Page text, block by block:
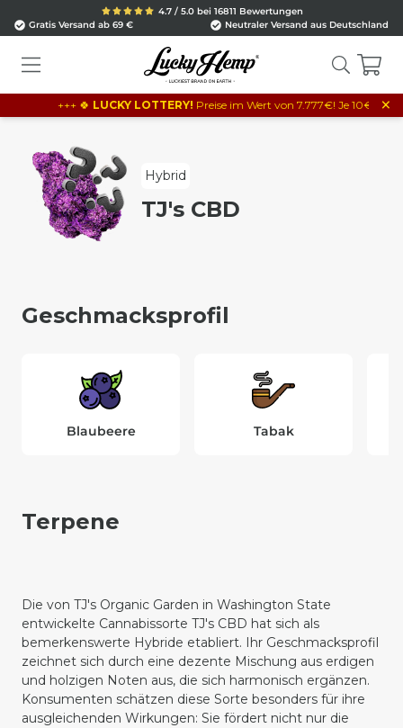
4.7 / 5.0 bei 16811 Bewertungen
Gratis Versand ab 69 €
Neutraler Versand aus Deutschland
+++ 🍀LUCKY LOTTERY!Preise im Wert von 7.777€! Je 10€ ×
Hybrid
TJ's CBD
Geschmacksprofil
Blaubeere Tabak
Terpene
Die von TJ's Organic Garden in Washington State
entwickelte Cannabissorte TJ's CBD hat sich als
bemerkenswerte Hybride etabliert. Ihr Geschmacksprofil
zeichnet sich durch eine dezente Mischung aus erdigen
und holzigen Noten aus, die sich harmonisch ergänzen.
Konsumenten schätzen diese Sorte besonders für ihre
ausgleichenden Wirkungen: Sie fördert nicht nur die